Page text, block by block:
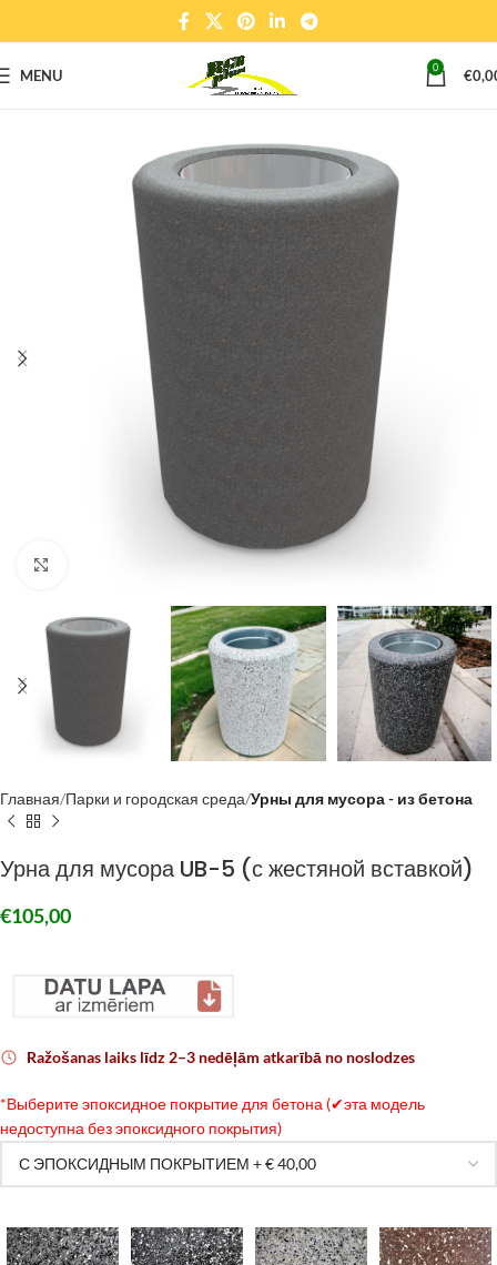
MENU 0 €
Главная Парки и городская среда Урны для мусора - из бетона
Урна для мусора UB-5 (с жестяной вставкой)
€105,00
Ražošanas laiks līdz 2–3 nedēļām atkarībā no noslodzes
*Выберите эпоксидное покрытие для бетона (✔эта модель
недоступна без эпоксидного покрытия)